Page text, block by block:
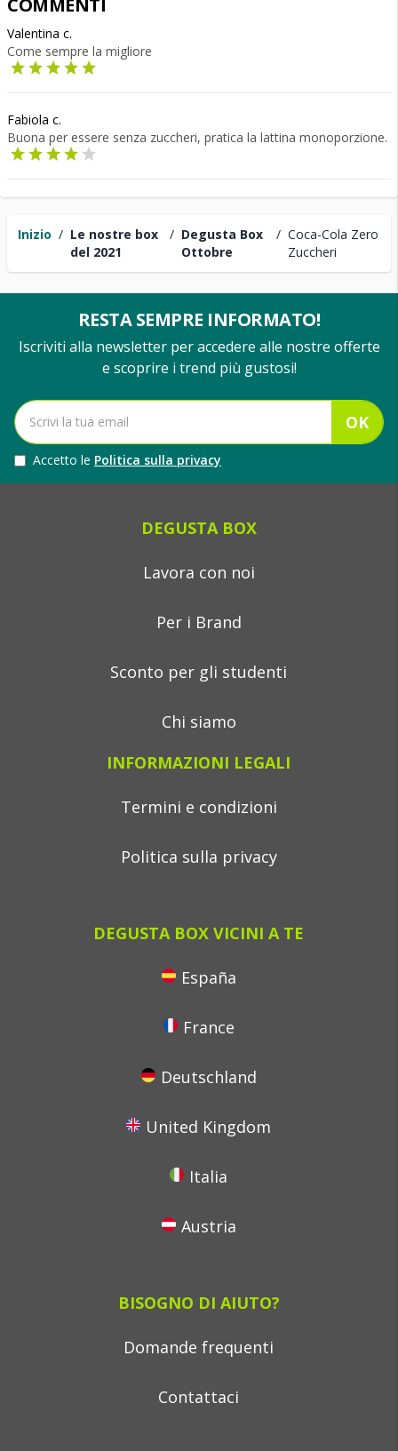
Inizio / Le nostre box
del 2021
/ Degusta Box
Ottobre
/ Coca-Cola Zero
Zuccheri
COMMENTI
Valentina c.
Come sempre la migliore
Fabiola c.
Buona per essere senza zuccheri, pratica la lattina monoporzione.
RESTA SEMPRE INFORMATO!
Iscriviti alla newsletter per accedere alle nostre offerte
e scoprire i trend più gustosi!
OK
Accetto le Politica sulla privacy
DEGUSTA BOX
Lavora con noi
Per i Brand
Sconto per gli studenti
Chi siamo
INFORMAZIONI LEGALI
Termini e condizioni
Politica sulla privacy
DEGUSTA BOX VICINI A TE
España
France
Deutschland
United Kingdom
Italia
Austria
BISOGNO DI AIUTO?
Domande frequenti
Contattaci